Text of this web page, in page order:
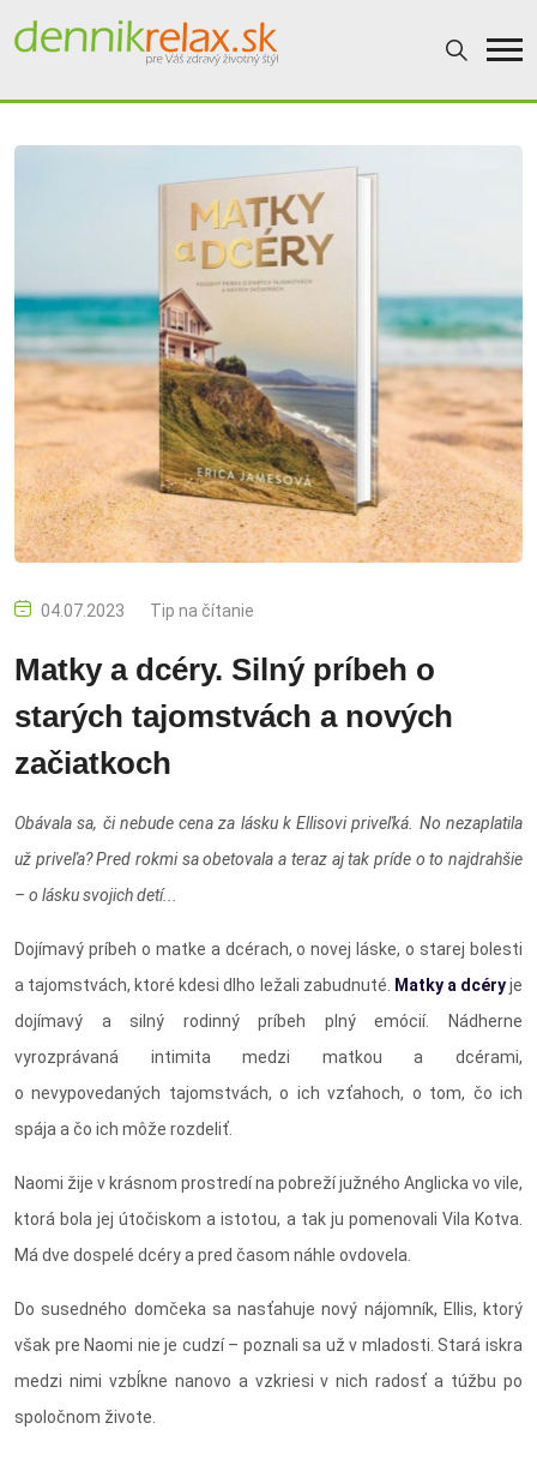
04.07.2023 Tip na čítanie
Matky a dcéry. Silný príbeh o
starých tajomstvách a nových
začiatkoch
Obávala sa, či nebude cena za lásku k Ellisovi priveľká. No nezaplatila
už priveľa? Pred rokmi sa obetovala a teraz aj tak príde o to najdrahšie
– o lásku svojich detí...
Dojímavý príbeh o matke a dcérach, o novej láske, o starej bolesti
a tajomstvách, ktoré kdesi dlho ležali zabudnuté. Matky a dcéryje
dojímavý a silný rodinný príbeh plný emócií. Nádherne
vyrozprávaná intimita medzi matkou a dcérami,
o nevypovedaných tajomstvách, o ich vzťahoch, o tom, čo ich
spája a čo ich môže rozdeliť.
Naomi žije v krásnom prostredí na pobreží južného Anglicka vo vile,
ktorá bola jej útočiskom a istotou, a tak ju pomenovali Vila Kotva.
Má dve dospelé dcéry a pred časom náhle ovdovela.
Do susedného domčeka sa nasťahuje nový nájomník, Ellis, ktorý
však pre Naomi nie je cudzí – poznali sa už v mladosti. Stará iskra
medzi nimi vzbĺkne nanovo a vzkriesi v nich radosť a túžbu po
spoločnom živote.